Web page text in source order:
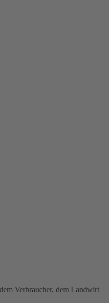
Verbraucher, dem Landwirt